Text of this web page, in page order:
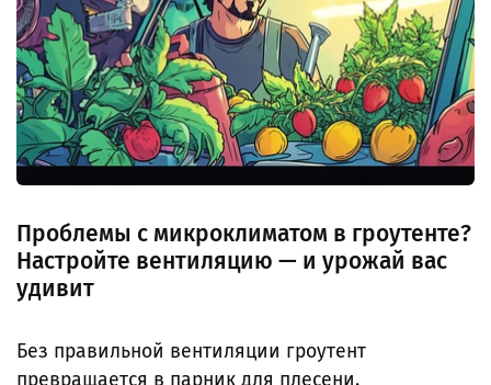
Проблемы с микроклиматом в гроутенте?
Настройте вентиляцию — и урожай вас
удивит
Без правильной вентиляции гроутент
превращается в парник для плесени.